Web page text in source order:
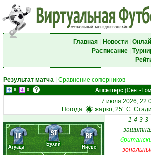
Главная| Новости|
Расписание|
Результат матча Сравнение соперников
6 0 Апсеттерс(Сент-
7 июля 2026,
Погода:
жарко, 25° C.
Агуада Бухий Ниеве
LF ST RF
1-4-3-3